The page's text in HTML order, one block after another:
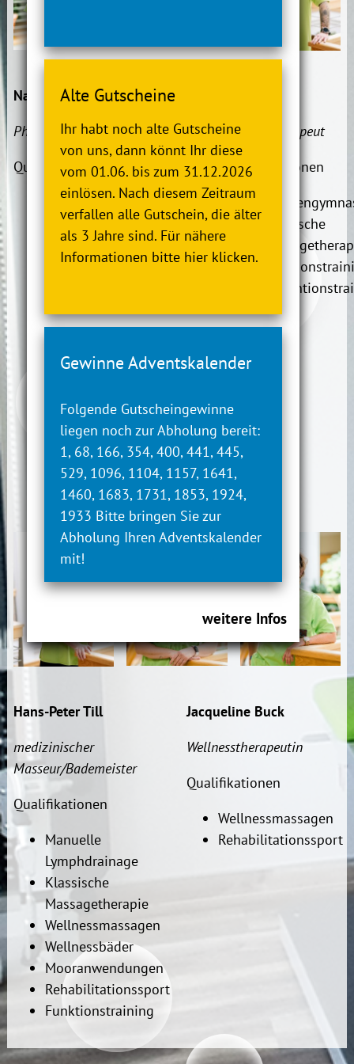
Alte Gutscheine
Ihr habt noch alte Gutscheine
von uns, dann könnt Ihr diese
vom 01.06. bis zum 31.12.2026
einlösen. Nach diesem Zeitraum
verfallen alle Gutschein, die älter
als 3 Jahre sind. Für nähere
Informationen bitte hier klicken.
Gewinne Adventskalender
Folgende Gutscheingewinne
liegen noch zur Abholung bereit:
1, 68, 166, 354, 400, 441, 445,
529, 1096, 1104, 1157, 1641,
1460, 1683, 1731, 1853, 1924,
1933 Bitte bringen Sie zur
Abholung Ihren Adventskalender
mit!
weitere Infos
Nadia Bünger(Teamleitung)
Physiotherapeutin
Qualifikationen
Manuelle Lymphdrainage
Manuelle Therapie
Klassische
Massagetherapie
Krankengymnastik
Krankengymnastik am Gerät
Kiefergelenksbehandlungen
Rehabilitationssport
Physiotherapeut
Qualifikationen
Klassische
Hans-Peter Till
medizinischer
Masseur/Bademeister
Qualifikationen
Manuelle
Lymphdrainage
Klassische
Massagetherapie
Wellnessmassagen
Wellnessbäder
Mooranwendungen
Rehabilitationssport
Funktionstraining
Jacqueline Buck
Wellnesstherapeutin
Qualifikationen
Wellnessmassagen
Rehabilitationssport